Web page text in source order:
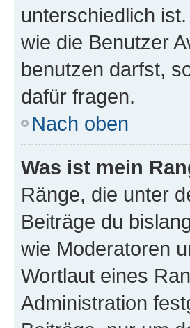
unterschiedlich
wie die Benutzer
benutzen darfst,
dafür fragen.
Nach oben
Was ist mein
Ränge, die unter
Beiträge du
wie Moderatoren
Wortlaut eines
Administration